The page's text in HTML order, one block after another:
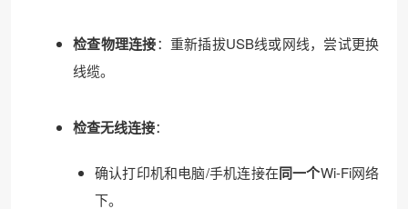
检查物理连接：重新插拔USB线或网线，尝试更换
线缆。
检查无线连接：
确认打印机和电脑/手机连接在同一个Wi-Fi网络
下。